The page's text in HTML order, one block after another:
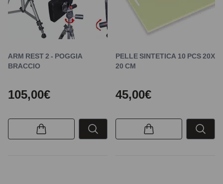
ARM REST 2 - POGGIA
BRACCIO
105,00€
PELLE SINTETICA 10 PCS 20X
20 CM
45,00€